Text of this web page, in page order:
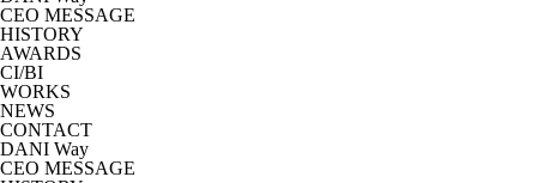
CEO MESSAGE
HISTORY
AWARDS
CI/BI
WORKS
NEWS
CONTACT
DANI Way
CEO MESSAGE